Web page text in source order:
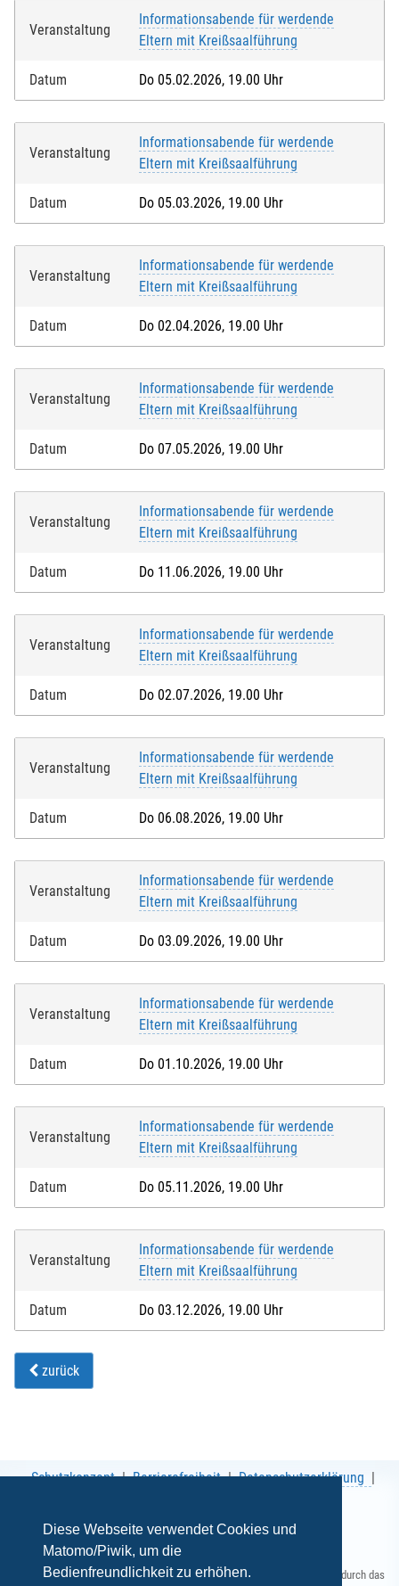
Diese Webseite verwendet Cookies und
Matomo/Piwik, um die
Bedienfreundlichkeit zu erhöhen.
Veranstaltung
Informationsabende für werdende
Eltern mit Kreißsaalführung
Datum Do 05.02.2026, 19.00 Uhr
Veranstaltung
Informationsabende für werdende
Eltern mit Kreißsaalführung
Datum Do 05.03.2026, 19.00 Uhr
Veranstaltung
Informationsabende für werdende
Eltern mit Kreißsaalführung
Datum Do 02.04.2026, 19.00 Uhr
Veranstaltung
Informationsabende für werdende
Eltern mit Kreißsaalführung
Datum Do 07.05.2026, 19.00 Uhr
Veranstaltung
Informationsabende für werdende
Eltern mit Kreißsaalführung
Datum Do 11.06.2026, 19.00 Uhr
Veranstaltung
Informationsabende für werdende
Eltern mit Kreißsaalführung
Datum Do 02.07.2026, 19.00 Uhr
Veranstaltung
Informationsabende für werdende
Eltern mit Kreißsaalführung
Datum Do 06.08.2026, 19.00 Uhr
Veranstaltung
Informationsabende für werdende
Eltern mit Kreißsaalführung
Datum Do 03.09.2026, 19.00 Uhr
Veranstaltung
Informationsabende für werdende
Eltern mit Kreißsaalführung
Datum Do 01.10.2026, 19.00 Uhr
Veranstaltung
Informationsabende für werdende
Eltern mit Kreißsaalführung
Datum Do 05.11.2026, 19.00 Uhr
Veranstaltung
Informationsabende für werdende
Eltern mit Kreißsaalführung
Datum Do 03.12.2026, 19.00 Uhr
zurück
Schutzkonzept Barrierefreiheit
Datenschutzerklärung
Gefördert durch das